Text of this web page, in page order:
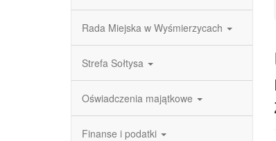
Rada Miejska w Wyśmierzycach
Strefa Sołtysa
Oświadczenia majątkowe
Finanse i podatki